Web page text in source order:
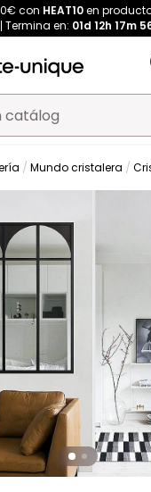
con HEAT10en
Termina en: 01d 12h 17m
Mundo cristalera